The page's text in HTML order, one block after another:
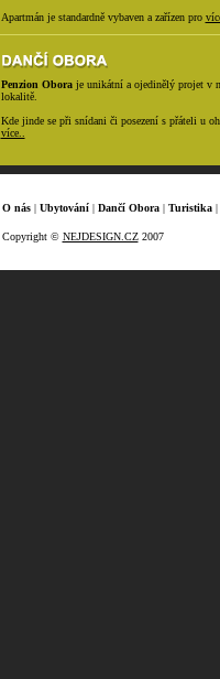
Apartmán je standardně vybaven a zařízen pro
Penzion Oboraje unikátní a ojedinělý projet v
lokalitě.
Kde jinde se při snídani či posezení s přáteli u
více..
O nás| Ubytování| Dančí Obora| Turistika|
Copyright © NEJDESIGN.CZ2007